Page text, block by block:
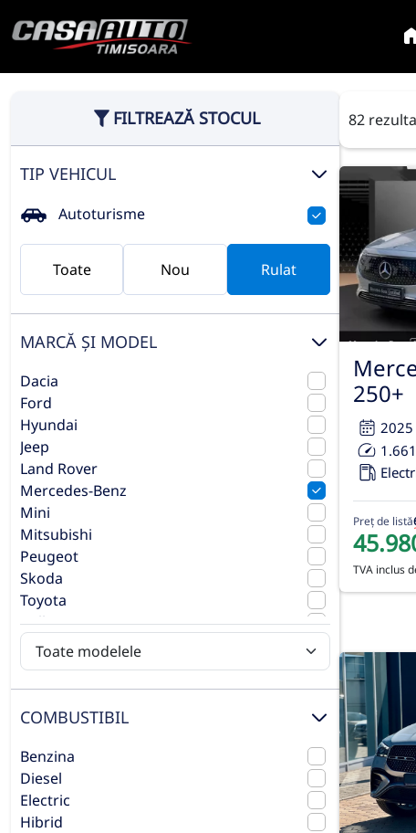
FILTREAZĂ STOCUL
TIP VEHICUL
Autoturisme
Toate Nou Rulat
MARCĂ ȘI MODEL
Dacia
Ford
Hyundai
Jeep
Land Rover
Mercedes-Benz
Mini
Mitsubishi
Peugeot
Skoda
Toyota
Volkswagen
Volvo
COMBUSTIBIL
Benzina
Diesel
Electric
Hibrid
82
250+
2025
Preț de listă
TVA inclus